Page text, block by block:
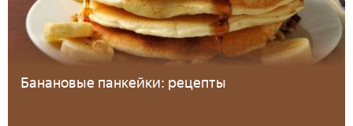
Банановые панкейки: рецепты